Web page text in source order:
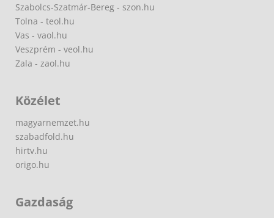
Szabolcs-Szatmár-Bereg - szon.hu
Tolna - teol.hu
Vas - vaol.hu
Veszprém - veol.hu
Zala - zaol.hu
Közélet
magyarnemzet.hu
szabadfold.hu
hirtv.hu
origo.hu
Gazdaság